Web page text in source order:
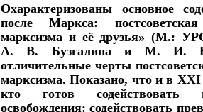
Охарактеризованы основное
после Маркса:
марксизма и её друзья» (М.:
А. В. Бузгалина и М. И.
отличительные черты
марксизма. Показано, что и в
кто готов содействовать
освобождения: содействовать